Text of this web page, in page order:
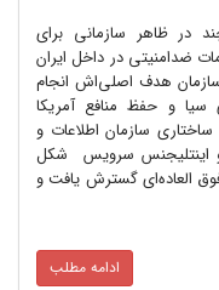
در ظاهر سازمانی برای
ضدامنیتی در داخل ایران
هدف اصلی‌اش انجام
و حفظ منافع آمریکا
ساختاری سازمان اطلاعات و
سرویس شکل
العاده‌ای گسترش یافت و
ادامه مطلب